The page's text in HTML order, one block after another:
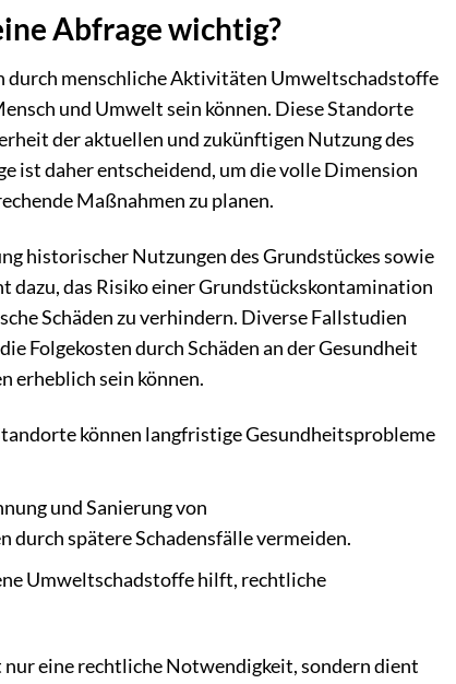
Abfrage wichtig?
durch menschliche Aktivitäten Umweltschadstoffe
und Umwelt sein können. Diese Standorte
der aktuellen und zukünftigen Nutzung des
ist daher entscheidend, um die volle Dimension
Maßnahmen zu planen.
historischer Nutzungen des Grundstückes sowie
dazu, das Risiko einer Grundstückskontamination
Schäden zu verhindern. Diverse Fallstudien
Folgekosten durch Schäden an der Gesundheit
erheblich sein können.
können langfristige Gesundheitsprobleme
und Sanierung von
spätere Schadensfälle vermeiden.
Umweltschadstoffe hilft, rechtliche
eine rechtliche Notwendigkeit, sondern dient